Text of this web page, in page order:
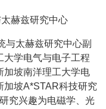
赫兹研究中心
与太赫兹研究中心副
大学电气与电子工程
加坡南洋理工大学电
加坡A*STAR科技研究
究兴趣为电磁学、光